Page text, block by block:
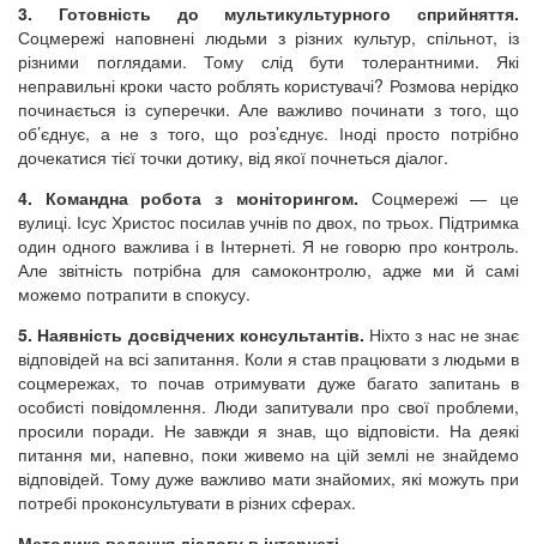
3. Готовність до мультикультурного сприйняття.
Соцмережі наповнені людьми з різних культур, спільнот, із
різними поглядами. Тому слід бути толерантними. Які
неправильні кроки часто роблять користувачі? Розмова нерідко
починається із суперечки. Але важливо починати з того, що
об’єднує, а не з того, що роз’єднує. Іноді просто потрібно
дочекатися тієї точки дотику, від якої почнеться діалог.
4. Командна робота з моніторингом. Соцмережі — це
вулиці. Ісус Христос посилав учнів по двох, по трьох. Підтримка
один одного важлива і в Інтернеті. Я не говорю про контроль.
Але звітність потрібна для самоконтролю, адже ми й самі
можемо потрапити в спокусу.
5. Наявність досвідчених консультантів. Ніхто з нас не знає
відповідей на всі запитання. Коли я став працювати з людьми в
соцмережах, то почав отримувати дуже багато запитань в
особисті повідомлення. Люди запитували про свої проблеми,
просили поради. Не завжди я знав, що відповісти. На деякі
питання ми, напевно, поки живемо на цій землі не знайдемо
відповідей. Тому дуже важливо мати знайомих, які можуть при
потребі проконсультувати в різних сферах.